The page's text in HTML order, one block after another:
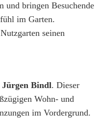
und bringen Besuchende
im Garten.
seinen
Jürgen Bindl. Dieser
Wohn- und
im Vordergrund.